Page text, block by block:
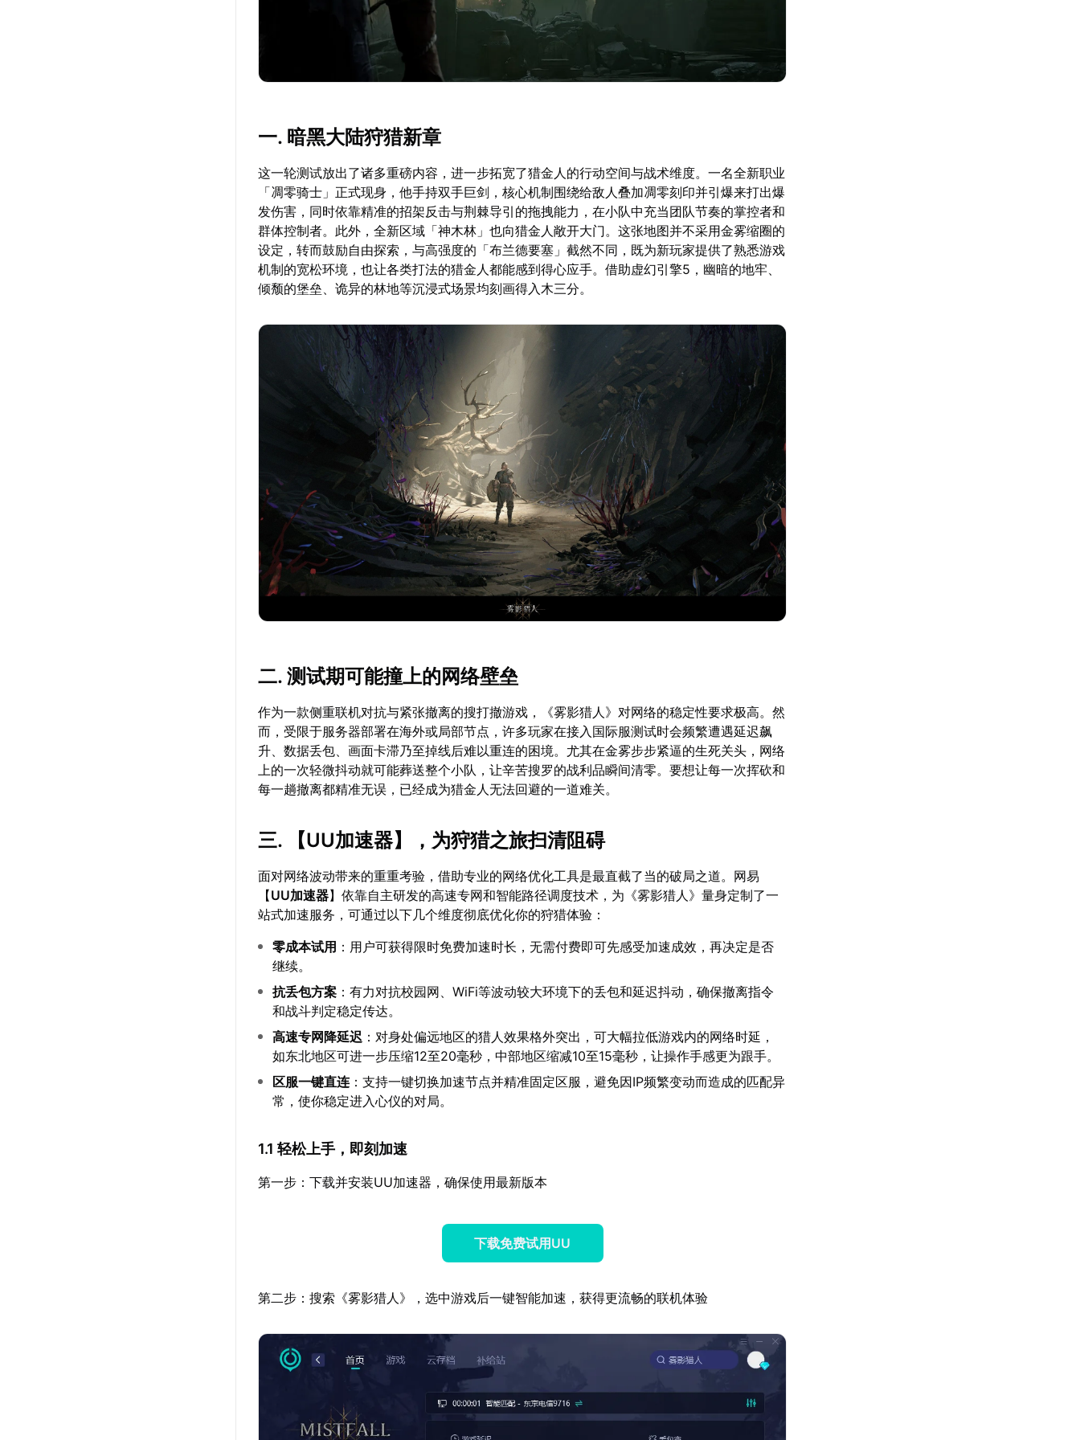
一. 暗黑大陆狩猎新章
这一轮测试放出了诸多重磅内容，进一步拓宽了猎金人的行动空间与战术维度。一名全新职业
「凋零骑士」正式现身，他手持双手巨剑，核心机制围绕给敌人叠加凋零刻印并引爆来打出爆
发伤害，同时依靠精准的招架反击与荆棘导引的拖拽能力，在小队中充当团队节奏的掌控者和
群体控制者。此外，全新区域「神木林」也向猎金人敞开大门。这张地图并不采用金雾缩圈的
设定，转而鼓励自由探索，与高强度的「布兰德要塞」截然不同，既为新玩家提供了熟悉游戏
机制的宽松环境，也让各类打法的猎金人都能感到得心应手。借助虚幻引擎5，幽暗的地牢、
倾颓的堡垒、诡异的林地等沉浸式场景均刻画得入木三分。
二. 测试期可能撞上的网络壁垒
作为一款侧重联机对抗与紧张撤离的搜打撤游戏，《雾影猎人》对网络的稳定性要求极高。然
而，受限于服务器部署在海外或局部节点，许多玩家在接入国际服测试时会频繁遭遇延迟飙
升、数据丢包、画面卡滞乃至掉线后难以重连的困境。尤其在金雾步步紧逼的生死关头，网络
上的一次轻微抖动就可能葬送整个小队，让辛苦搜罗的战利品瞬间清零。要想让每一次挥砍和
每一趟撤离都精准无误，已经成为猎金人无法回避的一道难关。
三. 【UU加速器】，为狩猎之旅扫清阻碍
面对网络波动带来的重重考验，借助专业的网络优化工具是最直截了当的破局之道。网易
【UU加速器】依靠自主研发的高速专网和智能路径调度技术，为《雾影猎人》量身定制了一
站式加速服务，可通过以下几个维度彻底优化你的狩猎体验：
零成本试用 ：用户可获得限时免费加速时长，无需付费即可先感受加速成效，再决定是否
继续。
抗丢包方案 ：有力对抗校园网、WiFi等波动较大环境下的丢包和延迟抖动，确保撤离指令
和战斗判定稳定传达。
高速专网降延迟 ：对身处偏远地区的猎人效果格外突出，可大幅拉低游戏内的网络时延，
如东北地区可进一步压缩12至20毫秒，中部地区缩减10至15毫秒，让操作手感更为跟手。
区服一键直连 ：支持一键切换加速节点并精准固定区服，避免因IP频繁变动而造成的匹配异
常，使你稳定进入心仪的对局。
1.1 轻松上手，即刻加速
第一步：下载并安装UU加速器，确保使用最新版本
下载免费试用UU
第二步：搜索《雾影猎人》，选中游戏后一键智能加速，获得更流畅的联机体验